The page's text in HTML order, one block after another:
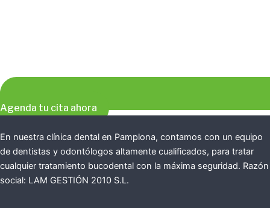
Agenda tu cita ahora
En nuestra clínica dental en Pamplona, contamos con un equipo
de dentistas y odontólogos altamente cualificados, para tratar
cualquier tratamiento bucodental con la máxima seguridad. Razón
social: LAM GESTIÓN 2010 S.L.